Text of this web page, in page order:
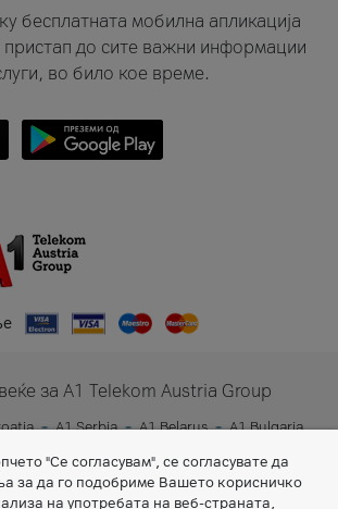
бесплатната мобилна апликација
пристап до сите важни информации
во било кое време.
за A1 Telekom Austria Group
A1 Serbia A1 Belarus
A1 Bulgaria
"Се согласувам", се согласувате да
за да го подобриме Вашето корисничко
на употребата на веб-страната,